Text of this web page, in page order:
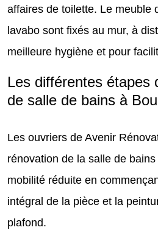
affaires de toilette. Le meuble
lavabo sont fixés au mur, à
meilleure hygiène et pour
Les différentes étapes
de salle de bains à
Les ouvriers de Avenir
rénovation de la salle de
mobilité réduite en
intégral de la pièce et la
plafond.